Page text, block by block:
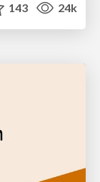
143 24k